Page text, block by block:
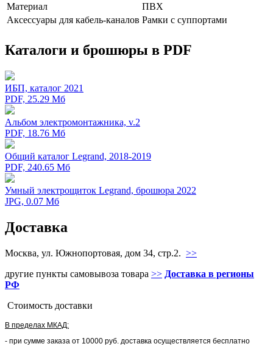
Мaтериал
ПВХ
Аксессуары для кабель-каналов Рамки с суппортами
Каталоги и брошюры в PDF
ИБП, каталог 2021
PDF, 25.29 Мб
Альбом электромонтажника, v.2
PDF, 18.76 Мб
Общий каталог Legrand, 2018-2019
PDF, 240.65 Мб
Умный электрощиток Legrand, брошюра 2022
JPG, 0.07 Мб
Доставка
Москва, ул. Южнопортовая, дом 34, стр.2. >>
другие пункты самовывоза товара >> Доставка в регионы
РФ
Стоимость доставки
В пределах МКАД:
- при сумме заказа от 10000 руб. доставка осуществляется бесплатно